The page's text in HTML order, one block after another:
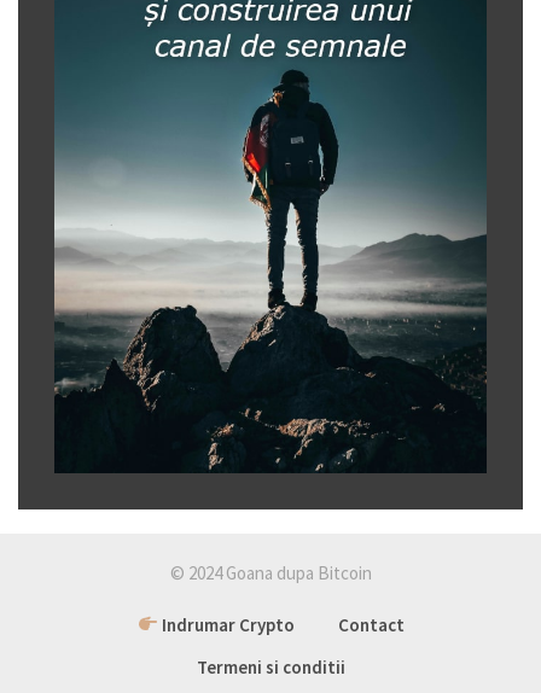
© 2024 Goana dupa Bitcoin
Indrumar Crypto
Contact
Termeni si conditii